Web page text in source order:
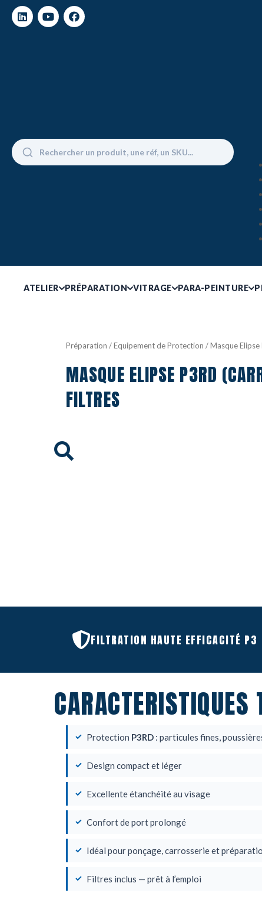
ATELIER PRÉPARATION VITRAGE PARA-PEINTURE
Préparation /Equipement de Protection / Masque
MASQUE ELIPSE P3RD
FILTRES
FILTRATION HAUTE EFFICACITÉ P3
CARACTERISTIQUES
Protection P3RD : particules fines,
Design compact et léger
Excellente étanchéité au visage
Confort de port prolongé
Idéal pour ponçage, carrosserie et
Filtres inclus — prêt à l’emploi